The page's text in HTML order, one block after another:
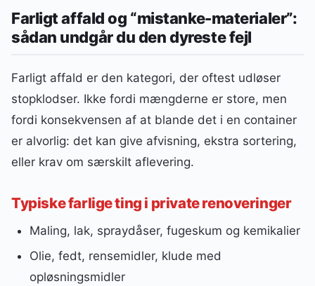
Farligt affald og “mistanke-materialer”:
sådan undgår du den dyreste fejl
Farligt affald er den kategori, der oftest udløser
stopklodser. Ikke fordi mængderne er store, men
fordi konsekvensen af at blande det i en container
er alvorlig: det kan give afvisning, ekstra sortering,
eller krav om særskilt aflevering.
Typiske farlige ting i private renoveringer
Maling, lak, spraydåser, fugeskum og kemikalier
Olie, fedt, rensemidler, klude med
opløsningsmidler